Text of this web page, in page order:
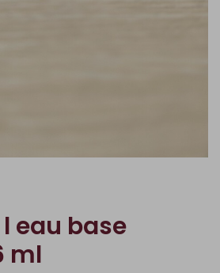
eau base
ml